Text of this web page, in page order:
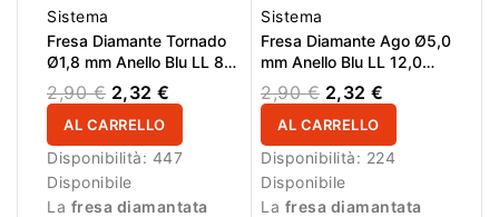
Sistema
Fresa Diamante Tornado
Ø1,8 mm Anello Blu LL 8,0
mm
2,90 € 2,32 €
AL CARRELLO
Disponibilità: 447
Disponibile
La fresa diamantata
Sistema
Fresa Diamante Ago Ø5,0
mm Anello Blu LL 12,0
mm
2,90 € 2,32 €
AL CARRELLO
Disponibilità: 224
Disponibile
La fresa diamantata